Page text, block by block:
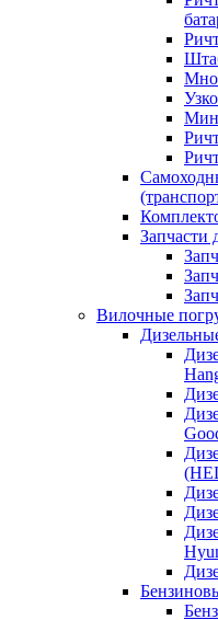
Запчасти
Вилочные